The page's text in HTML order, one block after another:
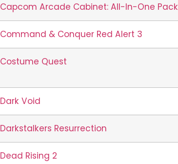
Capcom Arcade Cabinet: All-In-One Pack
Command & Conquer Red Alert 3
Costume Quest
Dark Void
Darkstalkers Resurrection
Dead Rising 2